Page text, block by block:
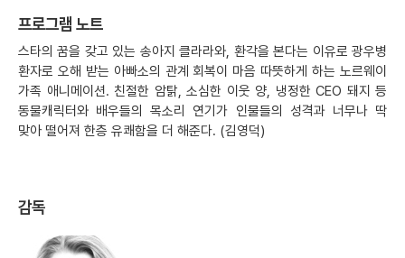
프로그램 노트
스타의 꿈을 갖고 있는 송아지 클라라와, 환각을 본다는 이유로 광우병
환자로 오해 받는 아빠소의 관계 회복이 마음 따뜻하게 하는 노르웨이
가족 애니메이션. 친절한 암탉, 소심한 이웃 양, 냉정한 CEO 돼지 등
동물캐릭터와 배우들의 목소리 연기가 인물들의 성격과 너무나 딱
맞아 떨어져 한층 유쾌함을 더 해준다. (김영덕)
감독